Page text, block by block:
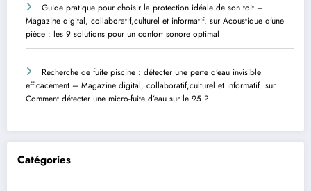
Guide pratique pour choisir la protection idéale de son toit –
Magazine digital, collaboratif,culturel et informatif. sur Acoustique d’une
pièce : les 9 solutions pour un confort sonore optimal
Recherche de fuite piscine : détecter une perte d’eau invisible
efficacement – Magazine digital, collaboratif,culturel et informatif. sur
Comment détecter une micro-fuite d’eau sur le 95 ?
Catégories